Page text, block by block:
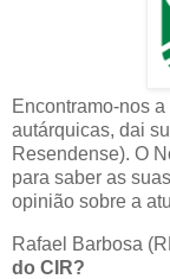
Encontramo-nos
autárquicas, dai
Resendense). O
para saber as
opinião sobre a
Rafael Barbosa
do CIR?